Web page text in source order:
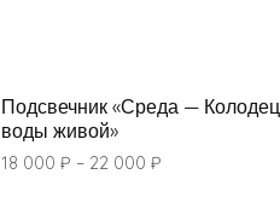
Подсвечник «Среда — Колодец
воды живой»
18 000 ₽ – 22 000 ₽